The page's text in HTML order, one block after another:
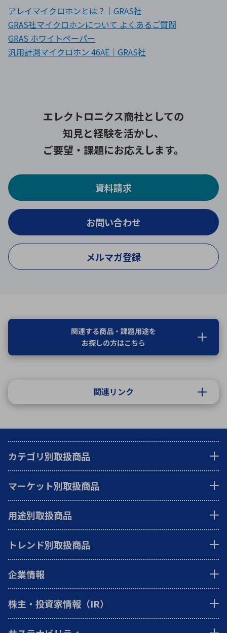
アレイマイクロホンとは？｜GRAS社
GRAS社マイクロホンについて よくあるご質問
GRAS ホワイトペーパー
汎用計測マイクロホン 46AE｜GRAS社
エレクトロニクス商社としての
知見と経験を活かし、
ご要望・課題にお応えします。
資料請求
お問い合わせ
メルマガ登録
関連する商品・課題用途を
お探しの方はこちら
関連リンク
カテゴリ別取扱商品
マーケット別取扱商品
用途別取扱商品
トレンド別取扱商品
企業情報
株主・投資家情報（IR）